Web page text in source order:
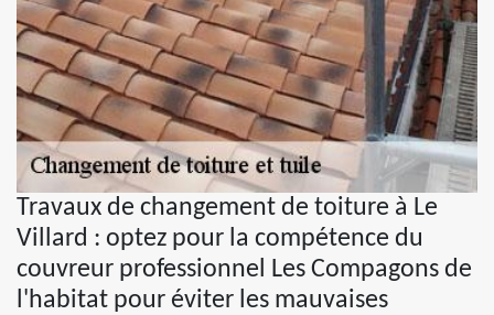
Travaux de changement de toiture à Le
Villard : optez pour la compétence du
couvreur professionnel Les Compagons de
l'habitat pour éviter les mauvaises